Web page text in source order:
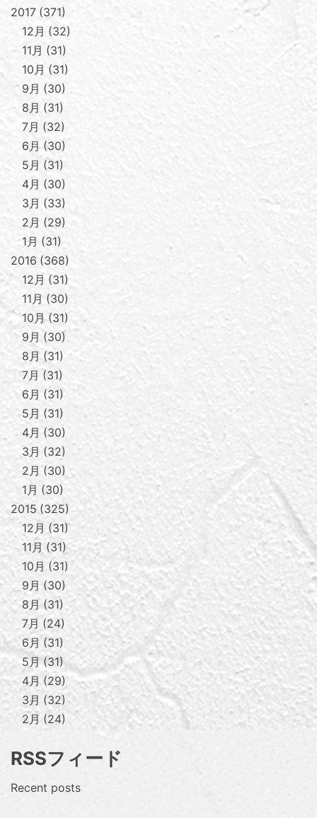
2017 371
12月
32
11月
31
10月
31
9月
30
8月
31
7月
32
6月 30
5月
31
4月
30
3月
33
2月
29
1月
31
2016 368
12月 31
11月
30
10月 31
9月
30
8月 31
7月
31
6月
31
5月
31
4月
30
3月
32
2月
30
1月
30
2015 325
12月
31
11月
31
10月
31
9月
30
8月 31
7月
24
6月
31
5月 31
4月
29
3月
32
2月
24
RSSフィード
Recent posts